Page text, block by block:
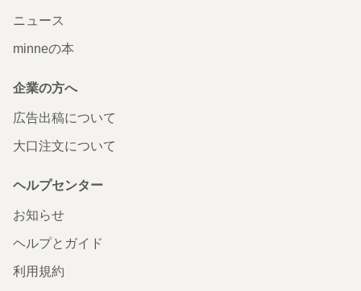
ニュース
minneの本
企業の方へ
広告出稿について
大口注文について
ヘルプセンター
お知らせ
ヘルプとガイド
利用規約